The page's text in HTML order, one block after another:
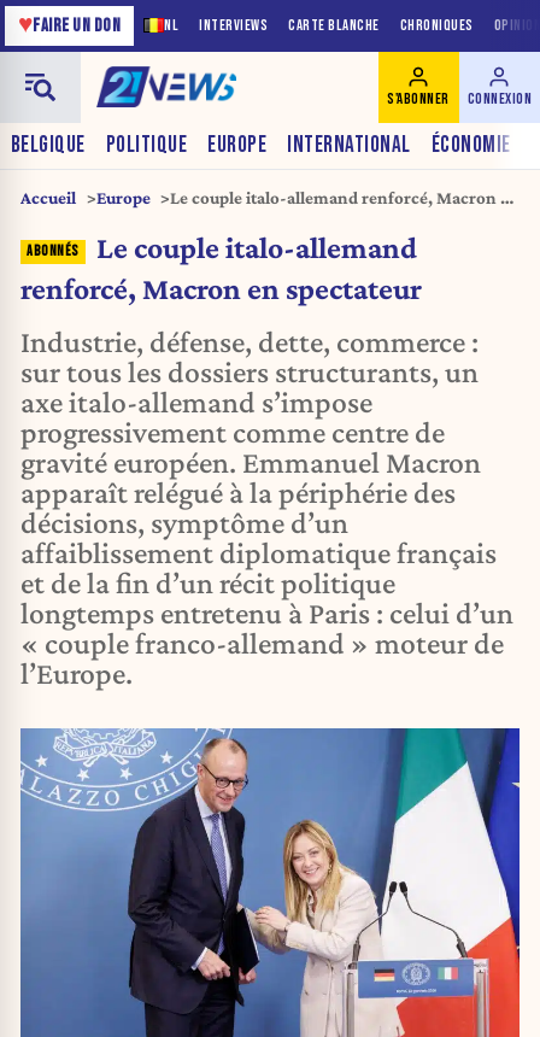
NL INTERVIEWS CARTE BLANCHE CHRONIQUES
♥FAIRE UN DON
BELGIQUE POLITIQUE EUROPE INTERNATIONAL ÉCONOMIE
S'ABONNER CONNEXION
Accueil Europe
Le couple italo-allemand renforcé, Macron en
Le couple italo-allemand
renforcé, Macron en spectateur
Industrie, défense, dette, commerce :
sur tous les dossiers structurants, un
axe italo-allemand s’impose
progressivement comme centre de
gravité européen. Emmanuel Macron
apparaît relégué à la périphérie des
décisions, symptôme d’un
affaiblissement diplomatique français
et de la fin d’un récit politique
longtemps entretenu à Paris : celui d’un
« couple franco-allemand » moteur de
l’Europe.